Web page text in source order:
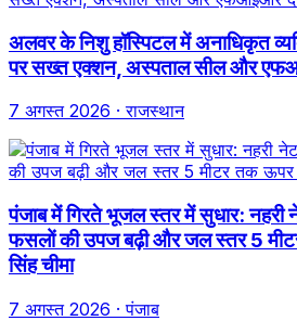
अलवर के निशु हॉस्पिटल में अनाधिकृत
पर सख्त एक्शन, अस्पताल सील और
7 अगस्त 2026 · राजस्थान
पंजाब में गिरते भूजल स्तर में सुधार: नहरी
फसलों की उपज बढ़ी और जल स्तर 5
सिंह चीमा
7 अगस्त 2026 · पंजाब